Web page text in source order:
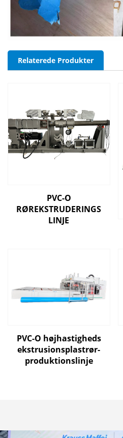
Relaterede Produkter
PVC-O
RØREKSTRUDERINGS
LINJE
PVC-O højhastigheds
ekstrusionsplastrør-
produktionslinje